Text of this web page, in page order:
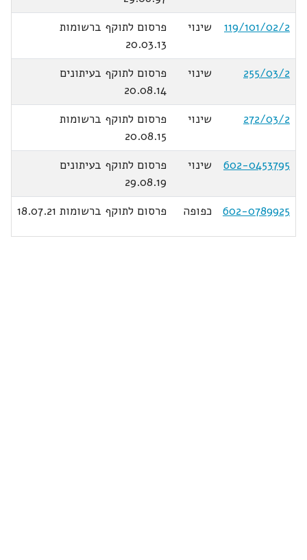
119/101/02/2
שינוי
פרסום לתוקף ברשומות
20.03.13
255/03/2
שינוי
פרסום לתוקף בעיתונים
20.08.14
272/03/2
שינוי
פרסום לתוקף ברשומות
20.08.15
602-0453795
שינוי
פרסום לתוקף בעיתונים
29.08.19
602-0789925
כפופה פרסום לתוקף ברשומות 18.07.21